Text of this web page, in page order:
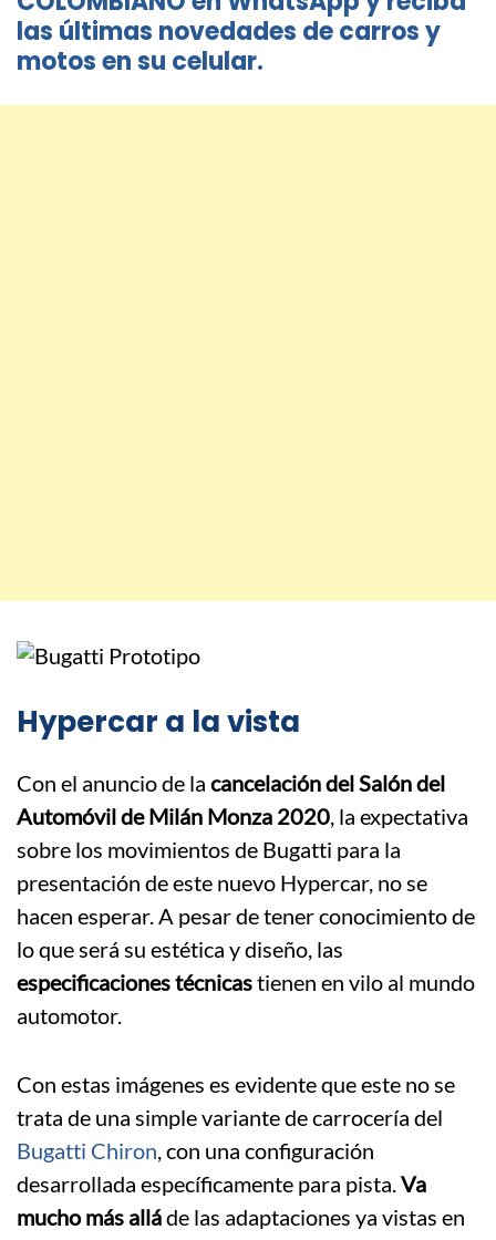
las últimas novedades de carros y
motos en su celular.
Hypercar a la vista
Con el anuncio de la cancelación del Salón del
Automóvil de Milán Monza 2020, la expectativa
sobre los movimientos de Bugatti para la
presentación de este nuevo Hypercar, no se
hacen esperar. A pesar de tener conocimiento de
lo que será su estética y diseño, las
especificaciones técnicastienen en vilo al mundo
automotor.
Con estas imágenes es evidente que este no se
trata de una simple variante de carrocería del
Bugatti Chiron, con una configuración
desarrollada específicamente para pista.Va
mucho más alláde las adaptaciones ya vistas en